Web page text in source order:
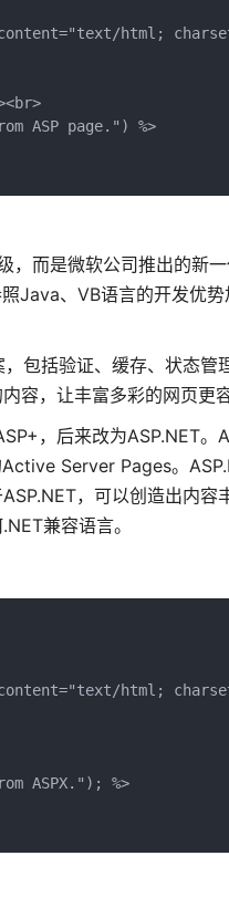
html;
ASP page.") %>
，而是微软公司推出的新
Java、VB语言的开发优
包括验证、缓存、状态
容，让丰富多彩的网页更
，后来改为ASP.NET
Server Pages。
，可以创造出内容
兼容语言。
html;
ASPX."); %>